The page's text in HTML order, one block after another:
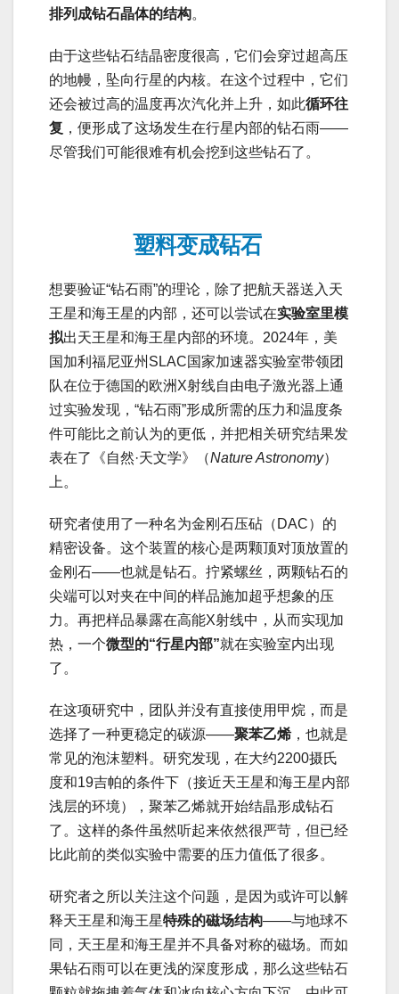
排列成钻石晶体的结构。
由于这些钻石结晶密度很高，它们会穿过超高压
的地幔，坠向行星的内核。在这个过程中，它们
还会被过高的温度再次汽化并上升，如此循环往
复 ，便形成了这场发生在行星内部的钻石雨——
尽管我们可能很难有机会挖到这些钻石了。
塑料变成钻石
想要验证“钻石雨”的理论，除了把航天器送入天
王星和海王星的内部，还可以尝试在实验室里模
拟出天王星和海王星内部的环境。2024年，美
国加利福尼亚州SLAC国家加速器实验室带领团
队在位于德国的欧洲X射线自由电子激光器上通
过实验发现，“钻石雨”形成所需的压力和温度条
件可能比之前认为的更低，并把相关研究结果发
表在了《自然·天文学》（Nature Astronomy）
上。
研究者使用了一种名为金刚石压砧（DAC）的
精密设备。这个装置的核心是两颗顶对顶放置的
金刚石——也就是钻石。拧紧螺丝，两颗钻石的
尖端可以对夹在中间的样品施加超乎想象的压
力。再把样品暴露在高能X射线中，从而实现加
热，一个微型的“行星内部”就在实验室内出现
了。
在这项研究中，团队并没有直接使用甲烷，而是
选择了一种更稳定的碳源——聚苯乙烯，也就是
常见的泡沫塑料。研究发现，在大约2200摄氏
度和19吉帕的条件下（接近天王星和海王星内部
浅层的环境），聚苯乙烯就开始结晶形成钻石
了。这样的条件虽然听起来依然很严苛，但已经
比此前的类似实验中需要的压力值低了很多。
研究者之所以关注这个问题，是因为或许可以解
释天王星和海王星特殊的磁场结构——与地球不
同，天王星和海王星并不具备对称的磁场。而如
果钻石雨可以在更浅的深度形成，那么这些钻石